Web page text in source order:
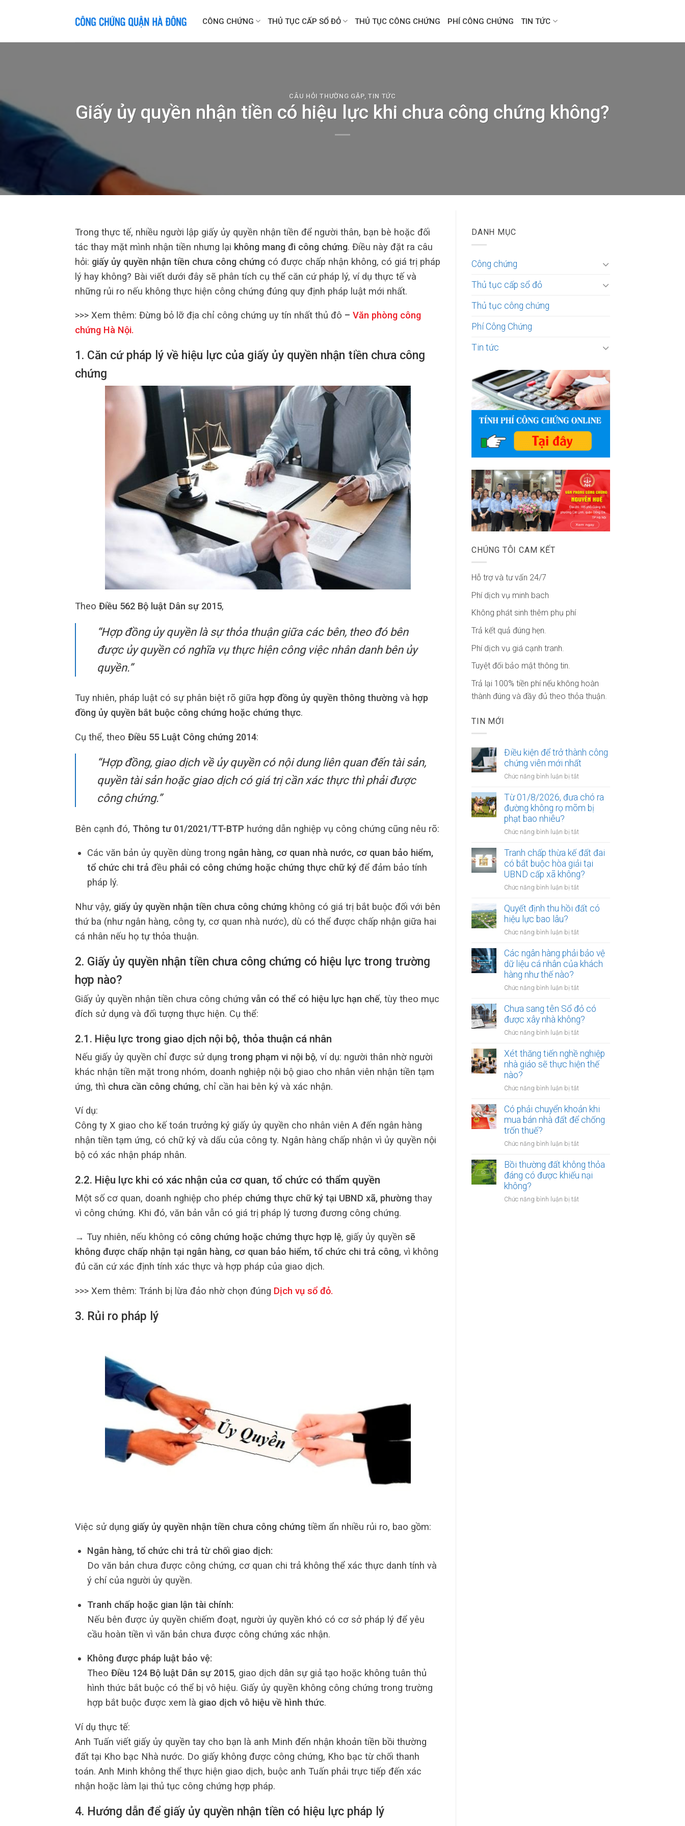
CÔNG CHỨNG THỦ TỤC CẤP SỔ ĐỎ THỦ TỤC CÔNG CHỨNG PHÍ CÔNG CHỨNG TIN TỨC
CÂU HỎI THƯỜNG GẶP,TIN TỨC
Giấy ủy quyền nhận tiền có hiệu lực khi chưa công chứng không?
Trong thực tế, nhiều người lập giấy ủy quyền nhận tiền để người thân, bạn bè hoặc đối
tác thay mặt mình nhận tiền nhưng lại không mang đi công chứng. Điều này đặt ra câu
hỏi: giấy ủy quyền nhận tiền chưa công chứng có được chấp nhận không, có giá trị pháp
lý hay không? Bài viết dưới đây sẽ phân tích cụ thể căn cứ pháp lý, ví dụ thực tế và
những rủi ro nếu không thực hiện công chứng đúng quy định pháp luật mới nhất.
>>> Xem thêm: Đừng bỏ lỡ địa chỉ công chứng uy tín nhất thủ đô – Văn phòng công
chứng Hà Nội.
1. Căn cứ pháp lý về hiệu lực của giấy ủy quyền nhận tiền chưa công
chứng
Theo Điều 562 Bộ luật Dân sự 2015,
“Hợp đồng ủy quyền là sự thỏa thuận giữa các bên, theo đó bên
được ủy quyền có nghĩa vụ thực hiện công việc nhân danh bên ủy
quyền.”
Tuy nhiên, pháp luật có sự phân biệt rõ giữa hợp đồng ủy quyền thông thường và hợp
đồng ủy quyền bắt buộc công chứng hoặc chứng thực.
Cụ thể, theo Điều 55 Luật Công chứng 2014:
“Hợp đồng, giao dịch về ủy quyền có nội dung liên quan đến tài sản,
quyền tài sản hoặc giao dịch có giá trị cần xác thực thì phải được
công chứng.”
Bên cạnh đó, Thông tư 01/2021/TT-BTP hướng dẫn nghiệp vụ công chứng cũng nêu rõ:
Các văn bản ủy quyền dùng trong ngân hàng, cơ quan nhà nước, cơ quan bảo hiểm,
tổ chức chi trả đều phải có công chứng hoặc chứng thực chữ kýđể đảm bảo tính
pháp lý.
Như vậy, giấy ủy quyền nhận tiền chưa công chứng không có giá trị bắt buộc đối với bên
thứ ba (như ngân hàng, công ty, cơ quan nhà nước), dù có thể được chấp nhận giữa hai
cá nhân nếu họ tự thỏa thuận.
2. Giấy ủy quyền nhận tiền chưa công chứng có hiệu lực trong trường
hợp nào?
Giấy ủy quyền nhận tiền chưa công chứng vẫn có thể có hiệu lực hạn chế, tùy theo mục
đích sử dụng và đối tượng thực hiện. Cụ thể:
2.1. Hiệu lực trong giao dịch nội bộ, thỏa thuận cá nhân
Nếu giấy ủy quyền chỉ được sử dụng trong phạm vi nội bộ, ví dụ: người thân nhờ người
khác nhận tiền mặt trong nhóm, doanh nghiệp nội bộ giao cho nhân viên nhận tiền tạm
ứng, thì chưa cần công chứng, chỉ cần hai bên ký và xác nhận.
Ví dụ:
Công ty X giao cho kế toán trưởng ký giấy ủy quyền cho nhân viên A đến ngân hàng
nhận tiền tạm ứng, có chữ ký và dấu của công ty. Ngân hàng chấp nhận vì ủy quyền nội
bộ có xác nhận pháp nhân.
2.2. Hiệu lực khi có xác nhận của cơ quan, tổ chức có thẩm quyền
Một số cơ quan, doanh nghiệp cho phép chứng thực chữ ký tại UBND xã, phường thay
vì công chứng. Khi đó, văn bản vẫn có giá trị pháp lý tương đương công chứng.
→ Tuy nhiên, nếu không có công chứng hoặc chứng thực hợp lệ, giấy ủy quyền sẽ
không được chấp nhận tại ngân hàng, cơ quan bảo hiểm, tổ chức chi trả công, vì không
đủ căn cứ xác định tính xác thực và hợp pháp của giao dịch.
>>> Xem thêm: Tránh bị lừa đảo nhờ chọn đúng Dịch vụ sổ đỏ.
3. Rủi ro pháp lý
Việc sử dụng giấy ủy quyền nhận tiền chưa công chứng tiềm ẩn nhiều rủi ro, bao gồm:
Ngân hàng, tổ chức chi trả từ chối giao dịch:
Do văn bản chưa được công chứng, cơ quan chi trả không thể xác thực danh tính và
ý chí của người ủy quyền.
Tranh chấp hoặc gian lận tài chính:
Nếu bên được ủy quyền chiếm đoạt, người ủy quyền khó có cơ sở pháp lý để yêu
cầu hoàn tiền vì văn bản chưa được công chứng xác nhận.
Không được pháp luật bảo vệ:
Theo Điều 124 Bộ luật Dân sự 2015, giao dịch dân sự giả tạo hoặc không tuân thủ
hình thức bắt buộc có thể bị vô hiệu. Giấy ủy quyền không công chứng trong trường
hợp bắt buộc được xem là giao dịch vô hiệu về hình thức.
Ví dụ thực tế:
Anh Tuấn viết giấy ủy quyền tay cho bạn là anh Minh đến nhận khoản tiền bồi thường
đất tại Kho bạc Nhà nước. Do giấy không được công chứng, Kho bạc từ chối thanh
toán. Anh Minh không thể thực hiện giao dịch, buộc anh Tuấn phải trực tiếp đến xác
nhận hoặc làm lại thủ tục công chứng hợp pháp.
4. Hướng dẫn để giấy ủy quyền nhận tiền có hiệu lực pháp lý
DANH MỤC
Công chứng
Thủ tục cấp sổ đỏ
Thủ tục công chứng
Phí Công Chứng
Tin tức
CHÚNG TÔI CAM KẾT
Hỗ trợ và tư vấn 24/7
Phí dịch vụ minh bach
Không phát sinh thêm phụ phí
Trả kết quả đúng hẹn.
Phí dịch vụ giá cạnh tranh.
Tuyệt đối bảo mật thông tin.
Trả lại 100% tiền phí nếu không hoàn
thành đúng và đầy đủ theo thỏa thuận.
TIN MỚI
Điều kiện để trở thành công
chứng viên mới nhất
Chức năng bình luận bị tắt
kiện
để
công
viên
mới
nhất
Từ 01/8/2026, đưa chó ra
đường không rọ mõm bị
phạt bao nhiêu?
Chức năng bình luận bị tắt
01/8/2026,
đưa
chó
ra
đường
rọ
bao
nhiêu?
Tranh chấp thừa kế đất đai
có bắt buộc hòa giải tại
UBND cấp xã không?
Chức năng bình luận bị tắt
chấp
đất
có
bắt
tại
UBND
cấp
Quyết định thu hồi đất có
hiệu lực bao lâu?
Chức năng bình luận bị tắt
định
thu
có
lực
bao
Các ngân hàng phải bảo vệ
dữ liệu cá nhân của khách
hàng như thế nào?
Chức năng bình luận bị tắt
ngân
hàng
phải
bảo
dữ
liệu
khách
hàng
như
Chưa sang tên Sổ đỏ có
được xây nhà không?
Chức năng bình luận bị tắt
sang
tên
Sổ
có
xây
nhà
Xét thăng tiến nghề nghiệp
nhà giáo sẽ thực hiện thế
nào?
Chức năng bình luận bị tắt
thăng
tiến
nhà
sẽ
thực
Có phải chuyển khoản khi
mua bán nhà đất để chống
trốn thuế?
Chức năng bình luận bị tắt
phải
chuyển
khoản
mua
Bồi thường đất không thỏa
đáng có được khiếu nại
không?
Chức năng bình luận bị tắt